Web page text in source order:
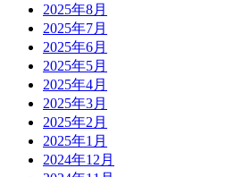
2025年8月
2025年7月
2025年6月
2025年5月
2025年4月
2025年3月
2025年2月
2025年1月
2024年12月